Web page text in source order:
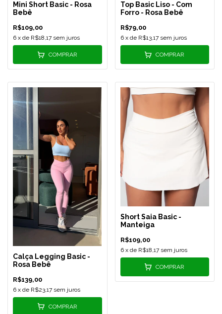
Mini Short Basic - Rosa
Bebê
R$109,00
6 x de R$18,17 sem juros
COMPRAR
Top Basic Liso - Com
Forro - Rosa Bebê
R$79,00
6 x de R$13,17 sem juros
COMPRAR
Calça Legging Basic -
Rosa Bebê
R$139,00
6 x de R$23,17 sem juros
COMPRAR
Short Saia Basic -
Manteiga
R$109,00
6 x de R$18,17 sem juros
COMPRAR